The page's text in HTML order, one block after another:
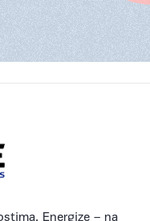
Energize – na